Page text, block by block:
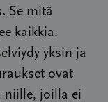
Se mitä
kaikkia.
yksin ja
ovat
niille, joilla ei